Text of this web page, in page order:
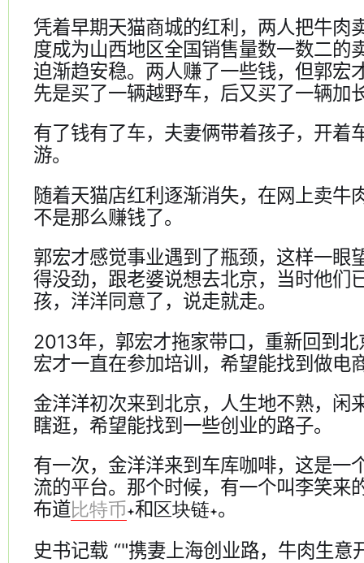
凭着早期天猫商城的红利，两人把牛肉
度成为山西地区全国销售量数一数二的
迫渐趋安稳。两人赚了一些钱，但郭宏
先是买了一辆越野车，后又买了一辆加
有了钱有了车，夫妻俩带着孩子，开着
游。
随着天猫店红利逐渐消失，在网上卖牛
不是那么赚钱了。
郭宏才感觉事业遇到了瓶颈，这样一眼
得没劲，跟老婆说想去北京，当时他们
孩，洋洋同意了，说走就走。
2013年，郭宏才拖家带口，重新回到
宏才一直在参加培训，希望能找到做电
金洋洋初次来到北京，人生地不熟，闲
瞎逛，希望能找到一些创业的路子。
有一次，金洋洋来到车库咖啡，这是一
流的平台。那个时候，有一个叫李笑来
布道比特币 和区块链 。
史书记载 “"携妻上海创业路，牛肉生意